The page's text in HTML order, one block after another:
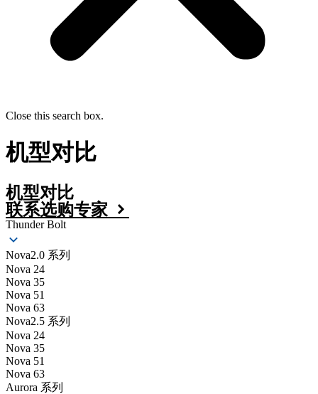
Close this search box.
机型对比
机型对比
联系选购专家
Thunder Bolt
Nova2.0 系列
Nova 24
Nova 35
Nova 51
Nova 63
Nova2.5 系列
Nova 24
Nova 35
Nova 51
Nova 63
Aurora 系列